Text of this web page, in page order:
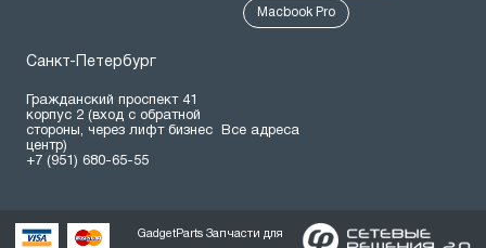
Macbook Pro
Санкт-Петербург
Гражданский проспект 41
корпус 2 (вход с обратной
стороны, через лифт бизнес
центр)
+7 (951) 680-65-55
Все адреса
GadgetParts Запчасти для